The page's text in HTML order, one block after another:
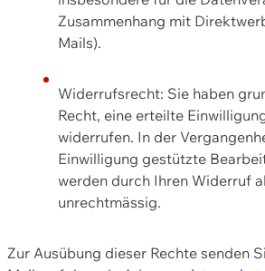
Zusammenhang mit
Mails).
Widerrufsrecht: Sie haben
Recht, eine erteilte
widerrufen. In der
Einwilligung gestützte
werden durch Ihren Widerruf
unrechtmässig.
Zur Ausübung dieser Rechte senden